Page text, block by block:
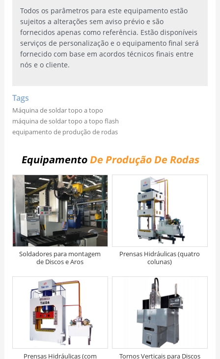
Todos os parâmetros para este equipamento estão
sujeitos a alterações sem aviso prévio e são
fornecidos apenas como referência. Estão disponíveis
serviços de personalização e o equipamento final será
fornecido com base em acordos técnicos finais entre
nós e o cliente.
Tags
Máquina de soldar topo a topo
máquina de soldar topo a topo flash
equipamento de produção de rodas
EquipamentoDe Produção De Rodas
Soldadores para montagem
de Discos e Aros
Prensas Hidráulicas (quatro
colunas)
Prensas Hidráulicas (com
Tornos Verticais para Discos